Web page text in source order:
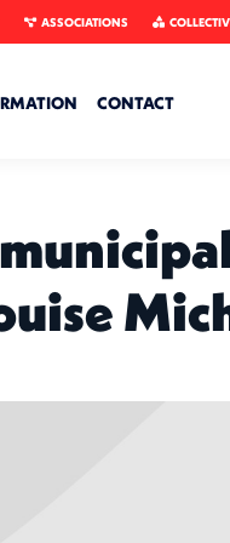
ASSOCIATIONS
CONTACT